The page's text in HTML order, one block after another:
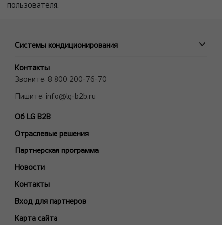
пользователя.
Системы кондиционирования
ПРОМЫШЛЕННЫЕ СИСТЕМЫ
MULTI V VRF системы
Полупромышленные сплит-системы
Холодильные Машины (Чиллеры)
Фанкойлы
Модели снятые с производства
БЫТОВЫЕ СПЛИТ-СИСТЕМЫ
ARTCOOL Mirror
ARTCOOL Objet Green
Контакты
Звоните: 8 800 200-76-70
Пишите: info@lg-b2b.ru
Об LG B2B
Отраслевые решения
Партнерская программа
Новости
Контакты
Вход для партнеров
Карта сайта